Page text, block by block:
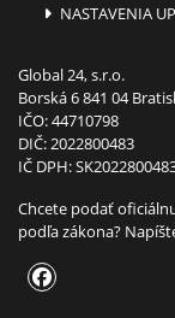
NASTAVENIA
Global 24, s.r.o.
Borská 6 841 04
IČO: 44710798
DIČ: 2022800483
IČ DPH:
Chcete podať
podľa zákona?